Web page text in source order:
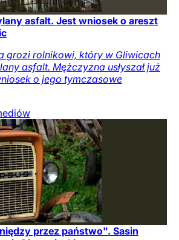
asfalt. Jest wniosek o areszt
grozi rolnikowi, który w Gliwicach
asfalt. Mężczyzna usłyszał już
o jego tymczasowe
przez państwo". Sasin